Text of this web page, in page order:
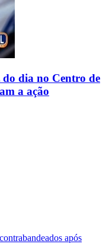
dia no Centro de
a ação
após